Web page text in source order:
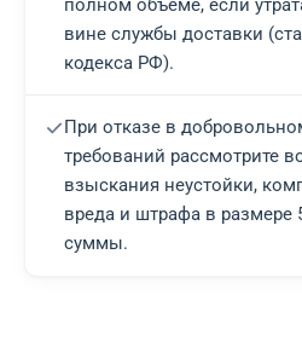
вине службы доставки
кодекса РФ).
При отказе в
требований рассмотрите
взыскания неустойки,
вреда и штрафа в размере
суммы.